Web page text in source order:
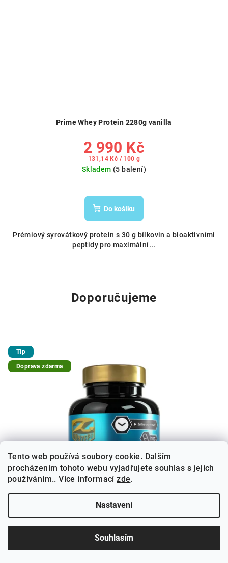
Tento web používá soubory cookie. Dalším
procházením tohoto webu vyjadřujete souhlas s jejich
používáním.. Více informacízde.
Nastavení
Souhlasím
Prime Whey Protein 2280g vanilla
2 990 Kč
Měrná
131,14 Kč / 100 g
Skladem (5 balení)
Do košíku
Prémiový syrovátkový protein s 30 g bílkovin a bioaktivními
peptidy pro maximální...
Doporučujeme
Tip
Doprava zdarma